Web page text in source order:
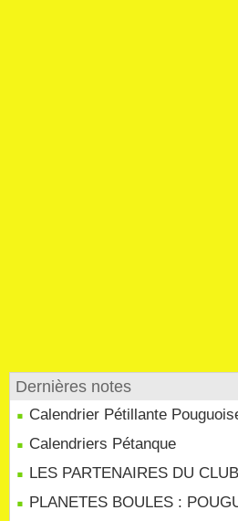
Dernières notes
Calendrier Pétillante
Calendriers Pétanque
LES PARTENAIRES DU
PLANETES BOULES :